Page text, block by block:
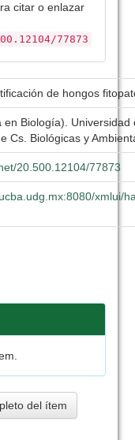
citar o enlazar
77873
de hongos
en Biología). Universidad
Cs. Biológicas y
20.500.12104/77873
xmlui/
del ítem